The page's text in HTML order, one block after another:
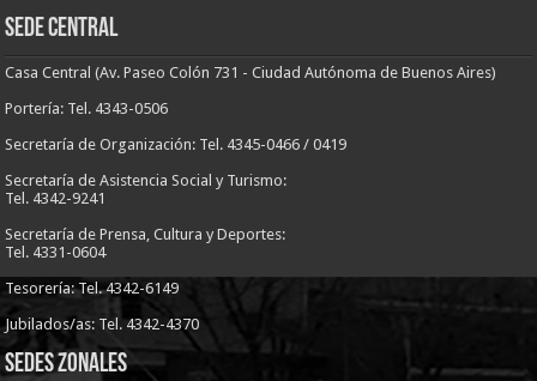
Sede Central
Casa Central (Av. Paseo Colón 731 - Ciudad Autónoma de Buenos Aires)
Portería: Tel. 4343-0506
Secretaría de Organización: Tel. 4345-0466 / 0419
Secretaría de Asistencia Social y Turismo:
Tel. 4342-9241
Secretaría de Prensa, Cultura y Deportes:
Tel. 4331-0604
Tesorería: Tel. 4342-6149
Jubilados/as: Tel. 4342-4370
Sedes Zonales